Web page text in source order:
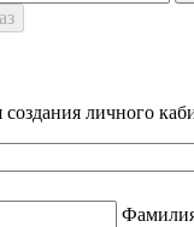
личного